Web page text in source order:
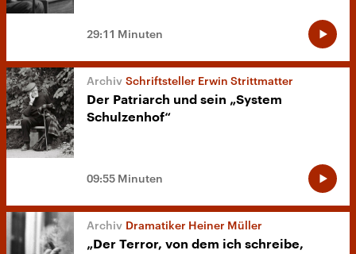
29:11 Minuten
Schriftsteller Erwin Strittmatter
Der Patriarch und sein „System
Schulzenhof“
09:55 Minuten
Dramatiker Heiner Müller
„Der Terror, von dem ich schreibe,